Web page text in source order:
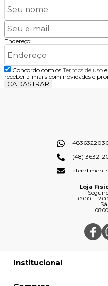
Endereço:
Concordo com os Termos de usoe
receber e-mails com novidades e
CADASTRAR
Institucional
(48) 3632-
Loja
09:00 -